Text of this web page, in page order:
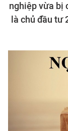
nghiệp vừa bị
là chủ đầu tư